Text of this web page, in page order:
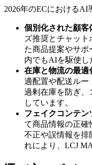
2026年のECにおけるAI
個別化された顧客
ズ推奨とチャッ
た商品提案やサ
内でもAIを駆使し
在庫と物流の最適
適配置や配送ルー
過剰在庫を防ぎ、
しています。
フェイクコンテン
て商品情報の正確
不正や誤情報を排
れにより、LCJ